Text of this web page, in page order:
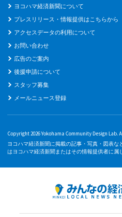
ヨコハマ経済新聞について
プレスリリース・情報提供はこちらから
アクセスデータの利用について
お問い合わせ
広告のご案内
後援申請について
スタッフ募集
メールニュース登録
Copyright 2026 Yokohama Community Design Lab.
ヨコハマ経済新聞に掲載の記事・写真・図表
はヨコハマ経済新聞またはその情報提供者に属